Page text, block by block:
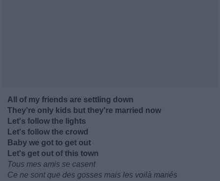
All of my friends are settling down
They're only kids but they're married now
Let's follow the lights
Let's follow the crowd
Baby we got to get out
Let's get out of this town
Tous mes amis se casent
Ce ne sont que des gosses mais les voilà mariés